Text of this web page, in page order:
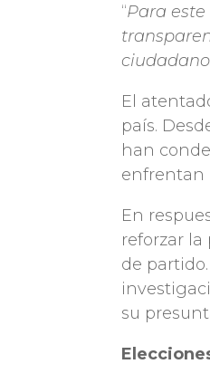
“Para
El
país.
han
enfrentan
En
reforzar
de
su